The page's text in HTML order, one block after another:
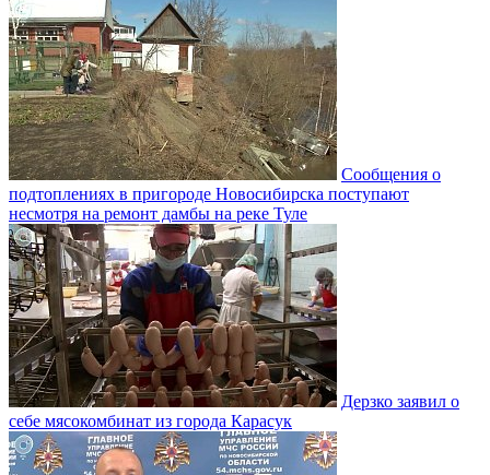
Сообщения о
подтоплениях в пригороде Новосибирска поступают
несмотря на ремонт дамбы на реке Туле
Дерзко заявил о
себе мясокомбинат из города Карасук